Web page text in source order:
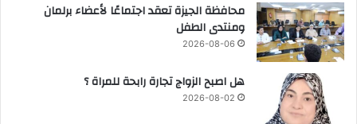
محافظة الجيزة تعقد اجتماعًا لأعضاء برلمان
ومنتدى الطفل
2026-08-06
هل اصبح الزواج تجارة رابحة للمراة ؟
2026-08-02